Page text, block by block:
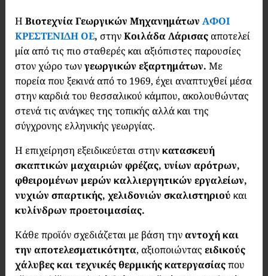
Η Βιοτεχνία Γεωργικών Μηχανημάτων ΑΦΟΙ
ΚΡΕΣΤΕΝΙΔΗ ΟΕ, στηνΚοιλάδα Λάρισας αποτελεί
μία από τις πιο σταθερές και αξιόπιστες παρουσίες
στον χώρο τωνγεωργικών εξαρτημάτων. Με
πορεία που ξεκινά από το 1969, έχει αναπτυχθεί μέσα
στην καρδιά του θεσσαλικού κάμπου, ακολουθώντας
στενά τις ανάγκες της τοπικής αλλά και της
σύγχρονης ελληνικής γεωργίας.
Η επιχείρηση εξειδικεύεται στηνκατασκευή
σκαπτικών μαχαιριών φρέζας, υνίων αρότρων,
φθειρομένων μερών καλλιεργητικών εργαλείων,
νυχιών σπαρτικής, χελιδονιών σκαλιστηριού και
κυλίνδρων προετοιμασίας.
Κάθε προϊόν σχεδιάζεται με βάση τηναντοχή και
την αποτελεσματικότητα, αξιοποιώντας ειδικούς
χάλυβες και τεχνικές θερμικής κατεργασίαςπου